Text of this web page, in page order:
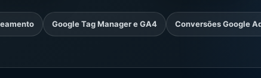
Google Tag Manager e GA4 Conversões Google